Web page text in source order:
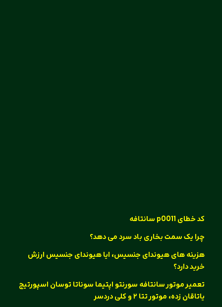
کد خطای p0011 سانتافه
چرا یک سمت بخاری باد سرد می دهد؟
هزینه های هیوندای جنسیس، ایا هیوندای جنسیس ارزش
خرید دارد؟
تعمیر موتور سانتافه سورنتو اپتیما سوناتا توسان اسپورتیج
یاتاقان زده، موتور تتا ۲ و کلی دردسر